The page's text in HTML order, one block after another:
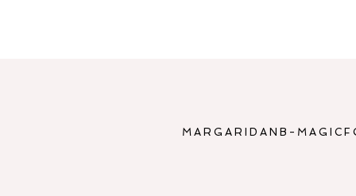
MARGARIDANB-